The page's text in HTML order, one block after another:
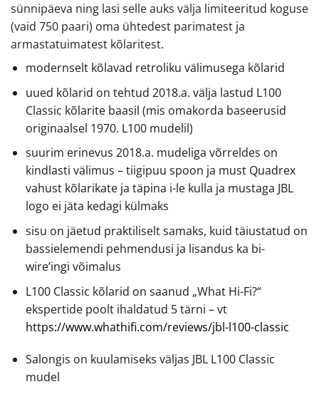
sünnipäeva ning lasi selle auks välja limiteeritud koguse
(vaid 750 paari) oma ühtedest parimatest ja
armastatuimatest kõlaritest.
modernselt kõlavad retroliku välimusega kõlarid
uued kõlarid on tehtud 2018.a. välja lastud L100
Classic kõlarite baasil (mis omakorda baseerusid
originaalsel 1970. L100 mudelil)
suurim erinevus 2018.a. mudeliga võrreldes on
kindlasti välimus – tiigipuu spoon ja must Quadrex
vahust kõlarikate ja täpina i-le kulla ja mustaga JBL
logo ei jäta kedagi külmaks
sisu on jäetud praktiliselt samaks, kuid täiustatud on
bassielemendi pehmendusi ja lisandus ka bi-
wire’ingi võimalus
L100 Classic kõlarid on saanud „What Hi-Fi?“
ekspertide poolt ihaldatud 5 tärni – vt
https://www.whathifi.com/reviews/jbl-l100-classic
Salongis on kuulamiseks väljas JBL L100 Classic
mudel